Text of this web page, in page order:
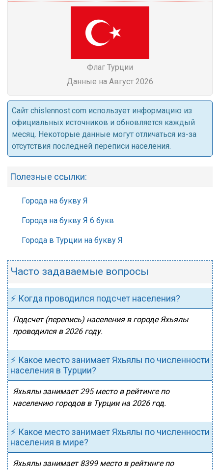
Флаг Турции
Данные на Август 2026
Cайт chislennost.com использует информацию из
официальных источников и обновляется каждый
месяц. Некоторые данные могут отличаться из-за
отсутствия последней переписи населения.
Полезные ссылки:
Города на букву Я
Города на букву Я 6 букв
Города в Турции на букву Я
Часто задаваемые вопросы
⚡ Когда проводился подсчет населения?
Подсчет (перепись) населения в городе Яхьялы
проводился в 2026 году.
⚡ Какое место занимает Яхьялы по численности
населения в Турции?
Яхьялы занимает 295 место в рейтинге по
населению городов в Турции на 2026 год.
⚡ Какое место занимает Яхьялы по численности
населения в мире?
Яхьялы занимает 8399 место в рейтинге по